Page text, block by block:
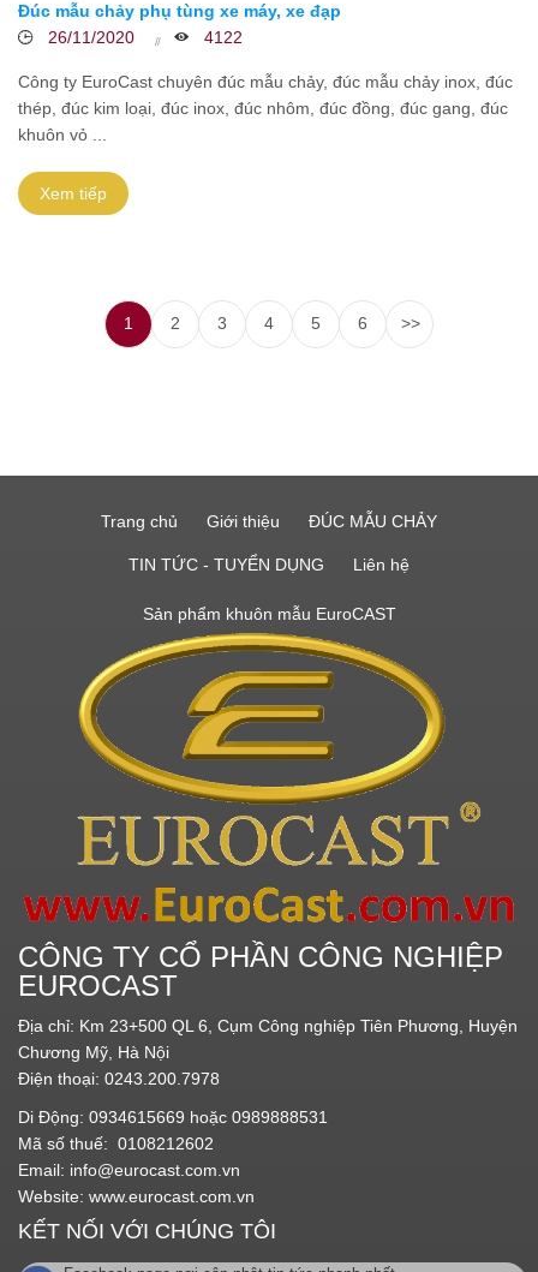
Đúc mẫu chảy phụ tùng xe máy, xe đạp
26/11/2020
4122
Công ty EuroCast chuyên đúc mẫu chảy, đúc mẫu chảy inox, đúc
thép, đúc kim loại, đúc inox, đúc nhôm, đúc đồng, đúc gang, đúc
khuôn vỏ ...
Xem tiếp
1 2 3 4 5 6 >>
Trang chủ Giới thiệu ĐÚC MẪU CHẢY
TIN TỨC - TUYỂN DỤNG Liên hệ
Sản phẩm khuôn mẫu EuroCAST
CÔNG TY CỔ PHẦN CÔNG NGHIỆP
EUROCAST
Địa chỉ: Km 23+500 QL 6, Cụm Công nghiệp Tiên Phương, Huyện
Chương Mỹ, Hà Nội
Điện thoại: 0243.200.7978
Di Động: 0934615669 hoặc 0989888531
Mã số thuế: 0108212602
Email: info@eurocast.com.vn
Website: www.eurocast.com.vn
KẾT NỐI VỚI CHÚNG TÔI